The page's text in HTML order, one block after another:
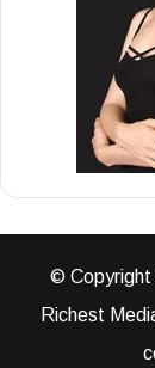
© Copyright
Richest